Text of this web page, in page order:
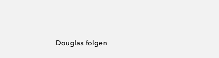
Douglas folgen